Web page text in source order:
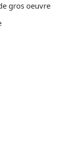
gros oeuvre